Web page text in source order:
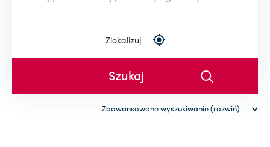
Zlokalizuj
Zaawansowane wyszukiwanie (rozwiń)